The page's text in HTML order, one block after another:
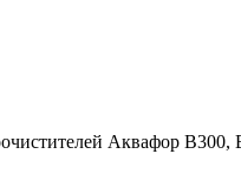
Аквафор